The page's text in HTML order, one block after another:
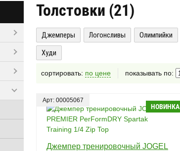
Толстовки (21)
Джемперы Логонсливы Олимпийки
Худи
сортировать: по цене показывать по:
Арт: 00005067
НОВИНКА
Джемпер тренировочный JOGEL